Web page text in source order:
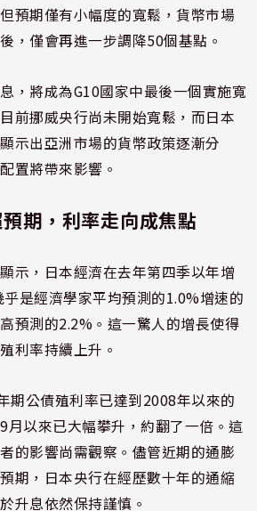
預期僅有小幅度的寬鬆，貨幣市場
，僅會再進一步調降50個基點。
，將成為G10國家中最後一個實施寬
前挪威央行尚未開始寬鬆，而日本
示出亞洲市場的貨幣政策逐漸分
置將帶來影響。
期，利率走向成焦點
示，日本經濟在去年第四季以年增
是經濟學家平均預測的1.0%增速的
預測的2.2%。這一驚人的增長使得
利率持續上升。
期公債殖利率已達到2008年以來的
月以來已大幅攀升，約翻了一倍。這
的影響尚需觀察。儘管近期的通膨
期，日本央行在經歷數十年的通縮
升息依然保持謹慎。